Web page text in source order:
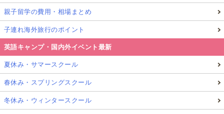
親子留学の費用・相場まとめ
子連れ海外旅行のポイント
英語キャンプ・国内外イベント最新
夏休み・サマースクール
春休み・スプリングスクール
冬休み・ウィンタースクール